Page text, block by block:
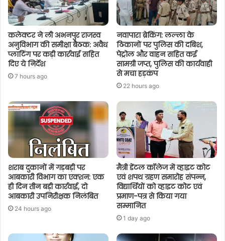
कलेक्टर ने ली अभनपुर राजस्व
अनुविभाग की समीक्षा बैठक: अवैध
प्लाटिंग पर कड़ी कार्रवाई सहित
दिए ये निर्देश
7 hours ago
नवापारा ब्रेकिंग: लल्ला के
ठिकानों पर पुलिस की दबिश,
पेट्रोल और वाहन सहित कई
सामग्री जप्त, पुलिस की कार्यवाही
से मचा हड़कंप
22 hours ago
शराब दुकानों में गड़बड़ी पर
आबकारी विभाग का एक्शन: एक
ही दिन तीन बड़ी कार्रवाई, दो
आबकारी उपनिरीक्षक निलंबित
24 hours ago
मैत्री डेंटल कॉलेज में व्हाइट कोट
एवं शपथ ग्रहण समारोह संपन्न,
विद्यार्थियों को व्हाइट कोट एवं
प्रमाण-पत्र से किया गया
सम्मानित
1 day ago